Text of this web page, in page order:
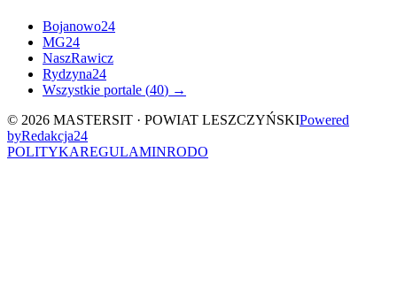
Bojanowo24
MG24
NaszRawicz
Rydzyna24
Wszystkie portale (40) →
© 2026 MASTERSIT · POWIAT LESZCZYŃSKIPowered
byRedakcja24
POLITYKAREGULAMINRODO